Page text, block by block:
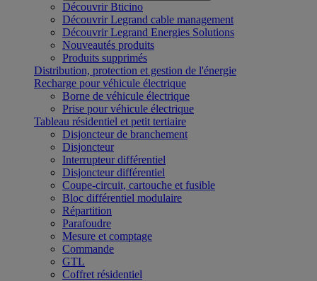
Découvrir Bticino
Découvrir Legrand cable management
Découvrir Legrand Energies Solutions
Nouveautés produits
Produits supprimés
Distribution, protection et gestion de l'énergie
Recharge pour véhicule électrique
Borne de véhicule électrique
Prise pour véhicule électrique
Tableau résidentiel et petit tertiaire
Disjoncteur de branchement
Disjoncteur
Interrupteur différentiel
Disjoncteur différentiel
Coupe-circuit, cartouche et fusible
Bloc différentiel modulaire
Répartition
Parafoudre
Mesure et comptage
Commande
GTL
Coffret résidentiel